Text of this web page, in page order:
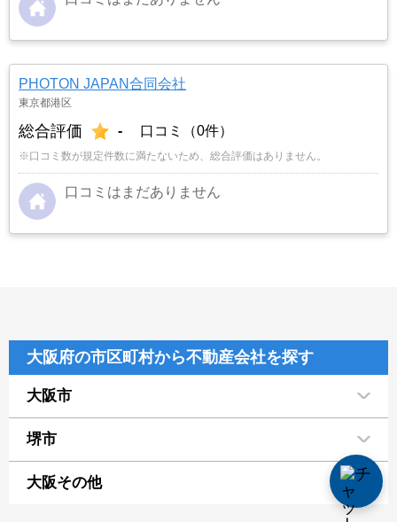
PHOTON JAPAN合同会社
東京都港区
総合評価 - 口コミ（0件）
※口コミ数が規定件数に満たないため、総合評価はありません。
口コミはまだありません
大阪府の市区町村から不動産会社を探す
大阪市
堺市
大阪その他